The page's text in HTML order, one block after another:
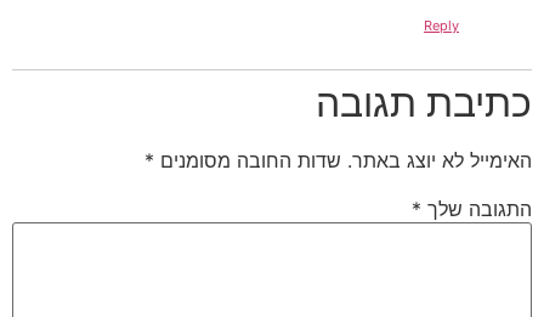
Reply
כתיבת תגובה
האימייל לא יוצג באתר. שדות החובה מסומנים *
התגובה שלך *